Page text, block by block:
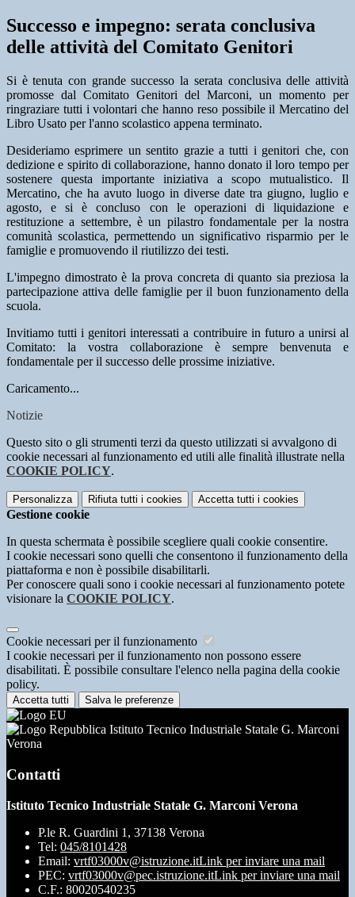
Successo e impegno: serata conclusiva
delle attività del Comitato Genitori
Si è tenuta con grande successo la serata conclusiva delle attività
promosse dal Comitato Genitori del Marconi, un momento per
ringraziare tutti i volontari che hanno reso possibile il Mercatino del
Libro Usato per l'anno scolastico appena terminato.
Desideriamo esprimere un sentito grazie a tutti i genitori che, con
dedizione e spirito di collaborazione, hanno donato il loro tempo per
sostenere questa importante iniziativa a scopo mutualistico. Il
Mercatino, che ha avuto luogo in diverse date tra giugno, luglio e
agosto, e si è concluso con le operazioni di liquidazione e
restituzione a settembre, è un pilastro fondamentale per la nostra
comunità scolastica, permettendo un significativo risparmio per le
famiglie e promuovendo il riutilizzo dei testi.
L'impegno dimostrato è la prova concreta di quanto sia preziosa la
partecipazione attiva delle famiglie per il buon funzionamento della
scuola.
Invitiamo tutti i genitori interessati a contribuire in futuro a unirsi al
Comitato: la vostra collaborazione è sempre benvenuta e
fondamentale per il successo delle prossime iniziative.
Caricamento...
Notizie
Questo sito o gli strumenti terzi da questo utilizzati si avvalgono di
cookie necessari al funzionamento ed utili alle finalità illustrate nella
COOKIE POLICY.
Personalizza Rifiuta tutti i cookies Accetta tutti i cookies
Gestione cookie
In questa schermata è possibile scegliere quali cookie consentire.
I cookie necessari sono quelli che consentono il funzionamento della
piattaforma e non è possibile disabilitarli.
Per conoscere quali sono i cookie necessari al funzionamento potete
visionare la COOKIE POLICY.
Cookie necessari per il funzionamento
I cookie necessari per il funzionamento non possono essere
disabilitati. È possibile consultare l'elenco nella pagina della cookie
policy.
Accetta tutti Salva le preferenze
Istituto Tecnico Industriale Statale G. Marconi
Verona
Contatti
Istituto Tecnico Industriale Statale G. Marconi Verona
P.le R. Guardini 1, 37138 Verona
Tel: 045/8101428
Email: vrtf03000v@istruzione.itLink per inviare una mail
PEC: vrtf03000v@pec.istruzione.itLink per inviare una mail
C.F.: 80020540235